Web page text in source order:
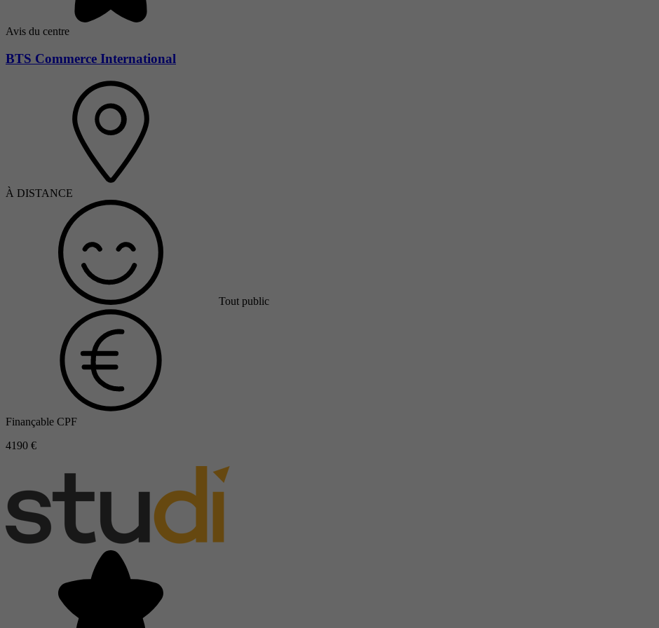
Avis du centre
BTS Commerce International
À DISTANCE
Tout public
Finançable CPF
4190 €